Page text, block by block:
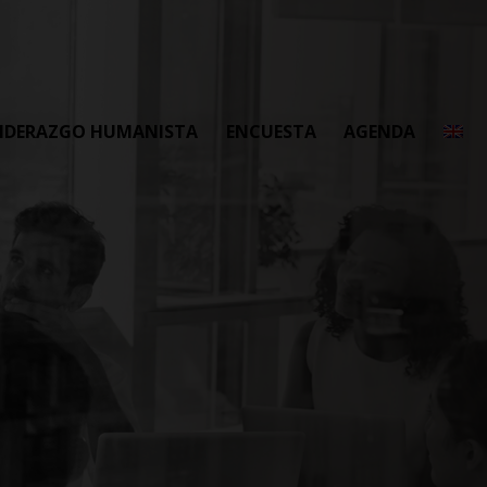
HUMANISTA ENCUESTA AGENDA